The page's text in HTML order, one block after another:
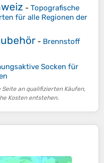
- Topografische
für alle Regionen der
- Brennstoff
Socken für
an qualifizierten Käufen,
Kosten entstehen.